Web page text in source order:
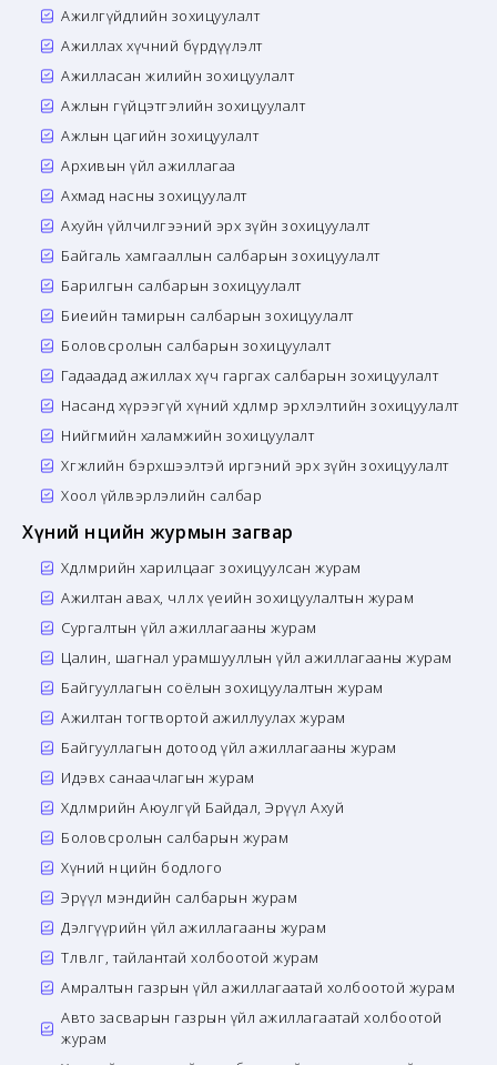
Ажилгүйдлийн зохицуулалт
Ажиллах хүчний бүрдүүлэлт
Ажилласан жилийн зохицуулалт
Ажлын гүйцэтгэлийн зохицуулалт
Ажлын цагийн зохицуулалт
Архивын үйл ажиллагаа
Ахмад насны зохицуулалт
Ахуйн үйлчилгээний эрх зүйн зохицуулалт
Байгаль хамгааллын салбарын зохицуулалт
Барилгын салбарын зохицуулалт
Биеийн тамирын салбарын зохицуулалт
Боловсролын салбарын зохицуулалт
Гадаадад ажиллах хүч гаргах салбарын зохицуулалт
Насанд хүрээгүй хүний хөдөлмөр эрхлэлтийн зохицуулалт
Нийгмийн халамжийн зохицуулалт
Хөгжлийн бэрхшээлтэй иргэний эрх зүйн зохицуулалт
Хоол үйлвэрлэлийн салбар
Хүний нөөцийн журмын загвар
Хөдөлмөрийн харилцааг зохицуулсан журам
Ажилтан авах, чөлөөлөх үеийн зохицуулалтын журам
Сургалтын үйл ажиллагааны журам
Цалин, шагнал урамшууллын үйл ажиллагааны журам
Байгууллагын соёлын зохицуулалтын журам
Ажилтан тогтвортой ажиллуулах журам
Байгууллагын дотоод үйл ажиллагааны журам
Идэвх санаачлагын журам
Хөдөлмөрийн Аюулгүй Байдал, Эрүүл Ахуй
Боловсролын салбарын журам
Хүний нөөцийн бодлого
Эрүүл мэндийн салбарын журам
Дэлгүүрийн үйл ажиллагааны журам
Төлөвлөгөө, тайлантай холбоотой журам
Амралтын газрын үйл ажиллагаатай холбоотой журам
Авто засварын газрын үйл ажиллагаатай холбоотой
журам